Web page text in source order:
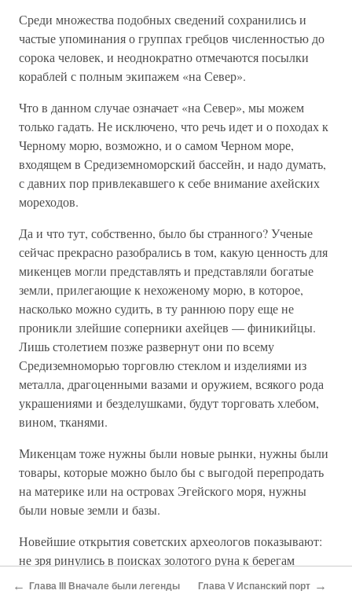
Среди множества подобных сведений сохранились и
частые упоминания о группах гребцов численностью до
сорока человек, и неоднократно отмечаются посылки
кораблей с полным экипажем «на Север».
Что в данном случае означает «на Север», мы можем
только гадать. Не исключено, что речь идет и о походах к
Черному морю, возможно, и о самом Черном море,
входящем в Средиземноморский бассейн, и надо думать,
с давних пор привлекавшего к себе внимание ахейских
мореходов.
Да и что тут, собственно, было бы странного? Ученые
сейчас прекрасно разобрались в том, какую ценность для
микенцев могли представлять и представляли богатые
земли, прилегающие к нехоженому морю, в которое,
насколько можно судить, в ту раннюю пору еще не
проникли злейшие соперники ахейцев — финикийцы.
Лишь столетием позже развернут они по всему
Средиземноморью торговлю стеклом и изделиями из
металла, драгоценными вазами и оружием, всякого рода
украшениями и безделушками, будут торговать хлебом,
вином, тканями.
Микенцам тоже нужны были новые рынки, нужны были
товары, которые можно было бы с выгодой перепродать
на материке или на островах Эгейского моря, нужны
были новые земли и базы.
Новейшие открытия советских археологов показывают:
не зря ринулись в поисках золотого руна к берегам
Колхиды ахейцы! О самом руне у нас еще будет
← Глава III Вначале были легенды Глава V Испанский порт →